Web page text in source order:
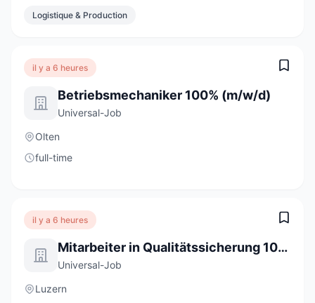
Logistique & Production
il y a 6 heures
Betriebsmechaniker 100% (m/w/d)
Universal-Job
Olten
full-time
il y a 6 heures
Mitarbeiter in Qualitätssicherung 100% (m/w/d)
Universal-Job
Luzern